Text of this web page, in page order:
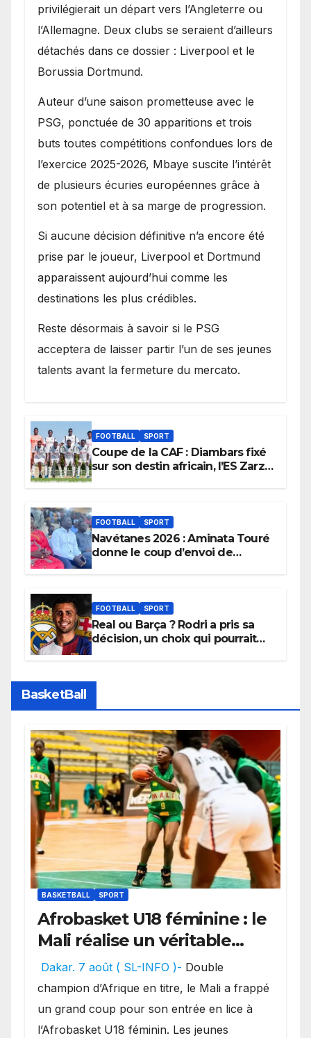
privilégierait un départ vers l’Angleterre ou
l’Allemagne. Deux clubs se seraient d’ailleurs
détachés dans ce dossier : Liverpool et le
Borussia Dortmund.
Auteur d’une saison prometteuse avec le
PSG, ponctuée de 30 apparitions et trois
buts toutes compétitions confondues lors de
l’exercice 2025-2026, Mbaye suscite l’intérêt
de plusieurs écuries européennes grâce à
son potentiel et à sa marge de progression.
Si aucune décision définitive n’a encore été
prise par le joueur, Liverpool et Dortmund
apparaissent aujourd’hui comme les
destinations les plus crédibles.
Reste désormais à savoir si le PSG
acceptera de laisser partir l’un de ses jeunes
talents avant la fermeture du mercato.
FOOTBALL SPORT
Coupe de la CAF : Diambars fixé
sur son destin africain, l’ES Zarzis
FOOTBALL SPORT
Navétanes 2026 : Aminata Touré
donne le coup d’envoi de
apaisées.
FOOTBALL SPORT
Real ou Barça ? Rodri a pris sa
décision, un choix qui pourrait
BasketBall
BASKETBALL SPORT
Afrobasket U18 féminine : le
Mali réalise un véritable
festival offensif et inflige
une lourde défaite au
Bénin.
Dakar. 7 août ( SL-INFO )- Double
champion d’Afrique en titre, le Mali a frappé
un grand coup pour son entrée en lice à
l’Afrobasket U18 féminin. Les jeunes